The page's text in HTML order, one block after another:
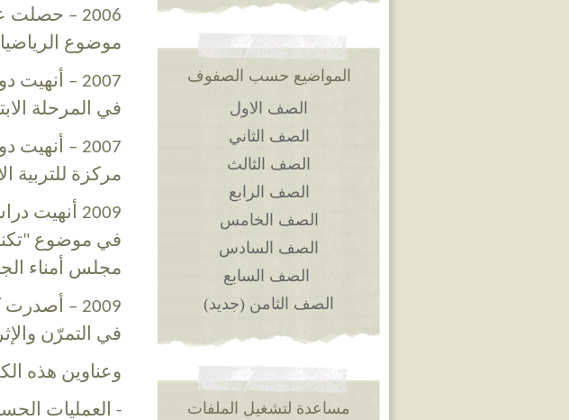
2006 –
موضوع
2007 –
في المرحلة
2007 –
مركزة للتربية
مجلس أمناء
2009 –
في التمرّن
وعناوين هذه
- العمليات
المواضيع حسب الصفوف
الصف الاول
الصف الثاني
الصف الثالث
الصف الرابع
الصف الخامس
الصف السادس
الصف السابع
الصف الثامن (جديد)
مساعدة لتشغيل الملفات